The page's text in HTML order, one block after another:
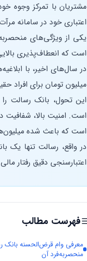
مشتریان با تمرکز وجوه
اعتباری خود در سامانه
یکی از ویژگی‌های
است که انعطاف‌پذیری
میلیون تومان برای افراد حقیقی و ۷۵۰ میلیون تومان برای کارآفرینان و کسب‌وکارهای خرد
این تحول، بانک رسالت را
است. امنیت بالا، شفافیت
است که باعث شده
در واقع، رسالت تنها یک
اعتبارسنجی دقیق رفتار
فهرست مطالب
معرفی وام قرض‌الحسنه بانک
منحصر‌به‌فرد آن